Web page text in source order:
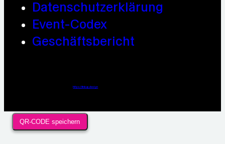
Datenschutzerklärung
Event-Codex
Geschäftsbericht
https://linkup.design
QR-CODE speichern